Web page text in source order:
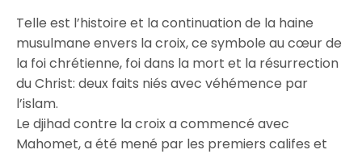
Telle est l’histoire et la continuation de la haine
musulmane envers la croix, ce symbole au cœur de
la foi chrétienne, foi dans la mort et la résurrection
du Christ: deux faits niés avec véhémence par
l’islam.
Le djihad contre la croix a commencé avec
Mahomet, a été mené par les premiers califes et